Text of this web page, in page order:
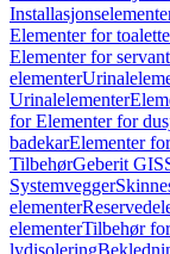
Elementer for
Elementer for
elementer
Urinalelementer
for Elementer for
badekarElementer
TilbehørGeberit GIS
Systemvegger
elementer
elementerTilbehør for
lydisolering